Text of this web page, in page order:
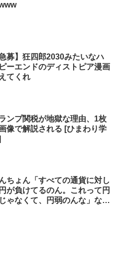
急募】狂四郎2030みたいなハ
ーエンドのディストピア漫画
てくれ
ランプ関税が地獄な理由、1枚
像で解説される [ひまわり学
ちょん「すべての通貨に対し
が負けてるのん。これって円
ゃなくて、円弱のんな」なん